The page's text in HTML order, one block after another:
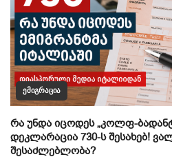
ᲔᲛᲘᲒᲠᲐᲪᲘᲐ
რა უნდა იცოდეს „კოლფ-
დეკლარაცია 730-ს შესახებ!
შესაძლებლობა?